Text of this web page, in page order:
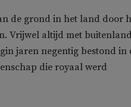
de grond in het land door
Vrijwel altijd met
jaren negentig bestond in
die royaal werd